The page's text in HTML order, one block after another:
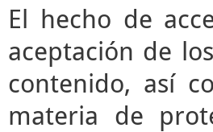
El hecho de
aceptación de
contenido, así
materia de